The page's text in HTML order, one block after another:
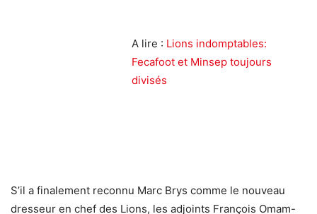
A lire : Lions indomptables:
Fecafoot et Minsep toujours
divisés
S’il a finalement reconnu Marc Brys comme le nouveau
dresseur en chef des Lions, les adjoints François Omam-